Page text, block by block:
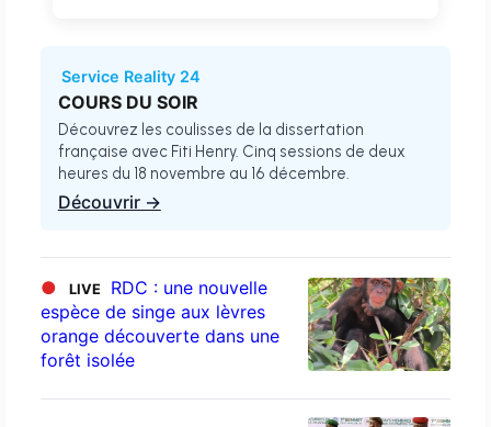
Service Reality 24
COURS DU SOIR
Découvrez les coulisses de la dissertation
française avec Fiti Henry. Cinq sessions de deux
heures du 18 novembre au 16 décembre.
Découvrir →
● LIVE
RDC : une nouvelle
espèce de singe aux lèvres
orange découverte dans une
forêt isolée